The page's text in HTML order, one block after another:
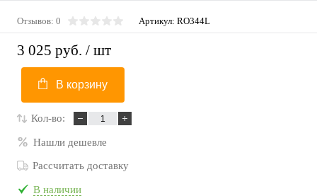
Отзывов: 0 Артикул: RO344L
3 025 руб. / шт
В корзину
Кол-во:
Нашли дешевле
Рассчитать доставку
В наличии